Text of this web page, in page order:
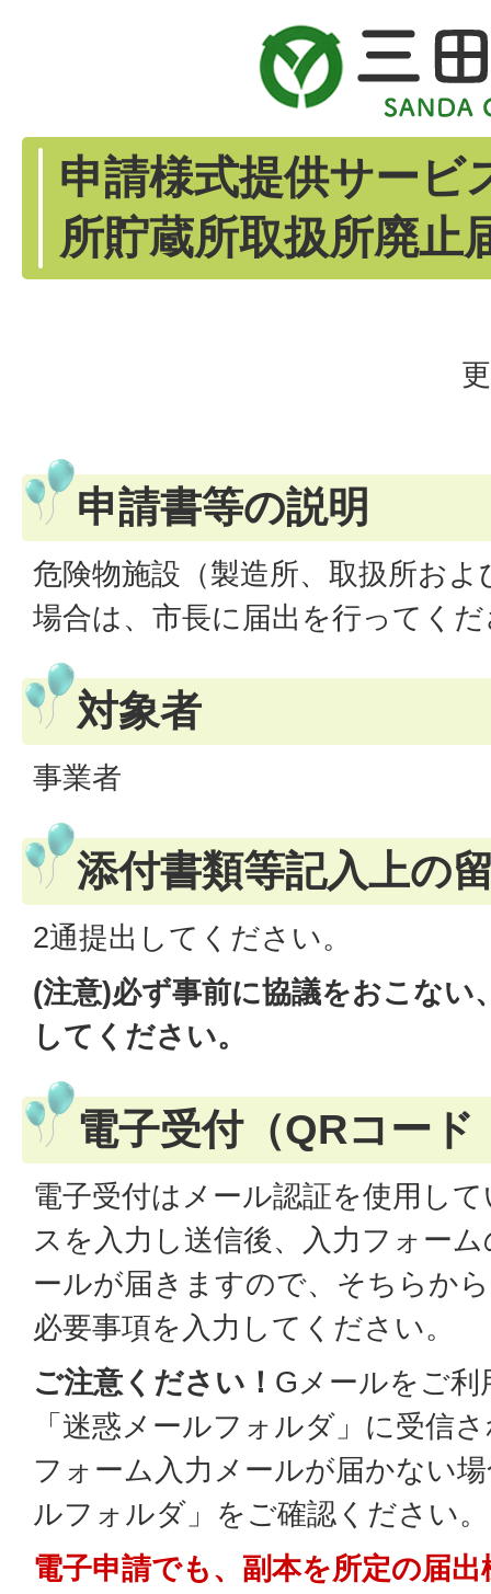
申請様式提供サービ
所貯蔵所取扱所廃止
申請書等の説明
危険物施設（製造所、取扱所お
場合は、市長に届出を行ってく
対象者
事業者
添付書類等記入上の
2通提出してください。
(注意)必ず事前に協議をおこない
してください。
電子受付（QRコード
電子受付はメール認証を使用し
スを入力し送信後、入力フォー
ールが届きますので、そちらか
必要事項を入力してください。
ご注意ください！ Gメールをご利
「迷惑メールフォルダ」に受信
フォーム入力メールが届かない
ルフォルダ」をご確認ください。
電子申請でも、副本を所定の届